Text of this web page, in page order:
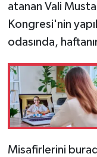
atanan Vali
Kongresi'nin
odasında,
Misafirlerini